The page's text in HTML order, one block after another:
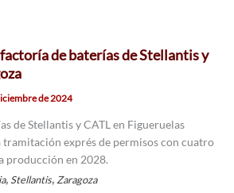
de baterías de Stellantis y
de 2024
de Stellantis y CATL en Figueruelas
exprés de permisos con cuatro
producción en 2028.
, Stellantis,Zaragoza